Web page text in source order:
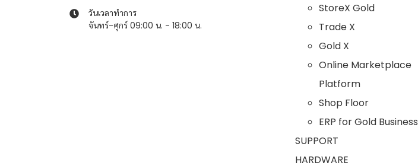
วันเวลาทำการ
จันทร์-ศุกร์ 09:00 น. - 18:00 น.
StoreX Gold
Trade X
Gold X
Online Marketplace
Platform
Shop Floor
ERP for Gold Business
SUPPORT
HARDWARE